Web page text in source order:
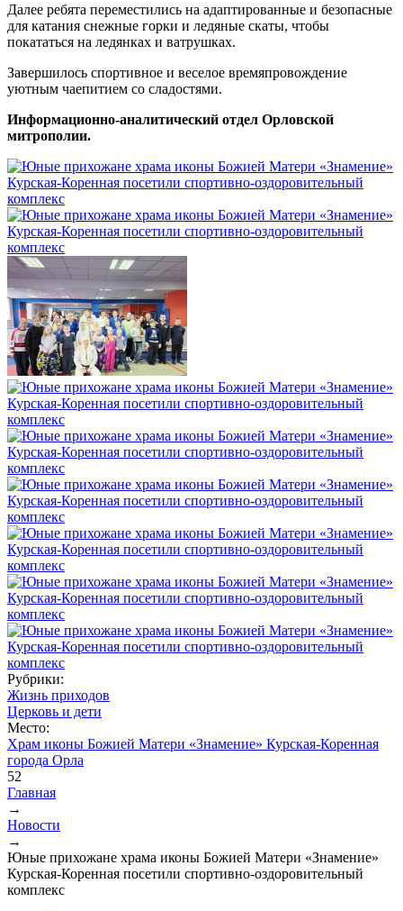
Далее ребята переместились на адаптированные и безопасные
для катания снежные горки и ледяные скаты, чтобы
покататься на ледянках и ватрушках.
Завершилось спортивное и веселое времяпровождение
уютным чаепитием со сладостями.
Информационно-аналитический отдел Орловской
митрополии.
Рубрики:
Жизнь приходов
Церковь и дети
Место:
Храм иконы Божией Матери «Знамение» Курская-Коренная
города Орла
52
Вы здесь
Главная
→
Новости
→
Юные прихожане храма иконы Божией Матери «Знамение»
Курская-Коренная посетили спортивно-оздоровительный
комплекс